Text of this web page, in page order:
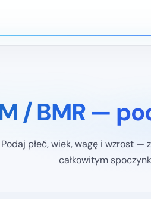
/ BMR —
Podaj płeć, wiek, wagę i wzrost —
całkowitym